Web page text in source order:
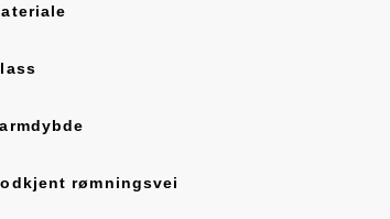
rømningsvei